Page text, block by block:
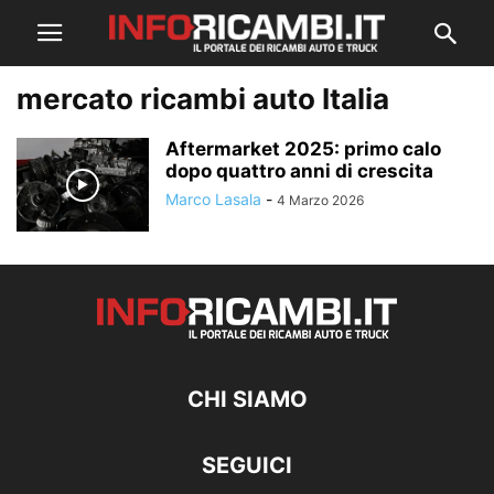
mercato ricambi auto Italia
Aftermarket 2025: primo calo
dopo quattro anni di crescita
Marco Lasala - 4 Marzo 2026
CHI SIAMO
SEGUICI